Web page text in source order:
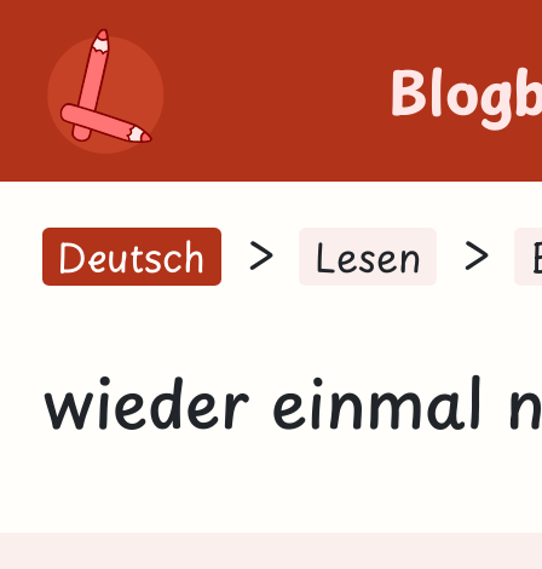
Deutsch > Lesen >
wieder einmal